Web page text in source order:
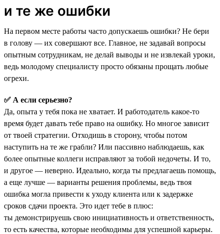
и те же ошибки
На первом месте работы часто допускаешь ошибки? Не бери
в голову — их совершают все. Главное, не задавай вопросы
опытным сотрудникам, не делай выводы и не извлекай уроки,
ведь молодому специалисту просто обязаны прощать любые
огрехи.
✅ А если серьезно?
Да, опыта у тебя пока не хватает. И работодатель какое-то
время будет давать тебе право на ошибку. Но многое зависит
от твоей стратегии. Отходишь в сторону, чтобы потом
наступить на те же грабли? Или пассивно наблюдаешь, как
более опытные коллеги исправляют за тобой недочеты. И то,
и другое — неверно. Идеально, когда ты предлагаешь помощь,
а еще лучше — варианты решения проблемы, ведь твоя
ошибка могла привести к уходу клиента или к задержке
сроков сдачи проекта. Это идет тебе в плюс:
ты демонстрируешь свою инициативность и ответственность,
то есть качества, которые необходимы для успешной карьеры.